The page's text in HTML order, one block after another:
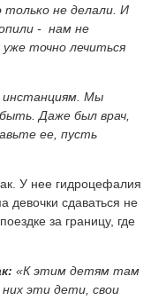
не делали. И
- нам не
уже точно лечиться
инстанциям. Мы
Даже был врач,
ее, пусть
У нее гидроцефалия
девочки сдаваться не
за границу, где
«К этим детям там
эти дети, свои